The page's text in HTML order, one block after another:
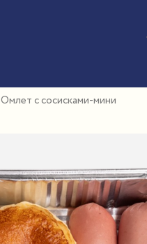
Омлет с сосисками-мини